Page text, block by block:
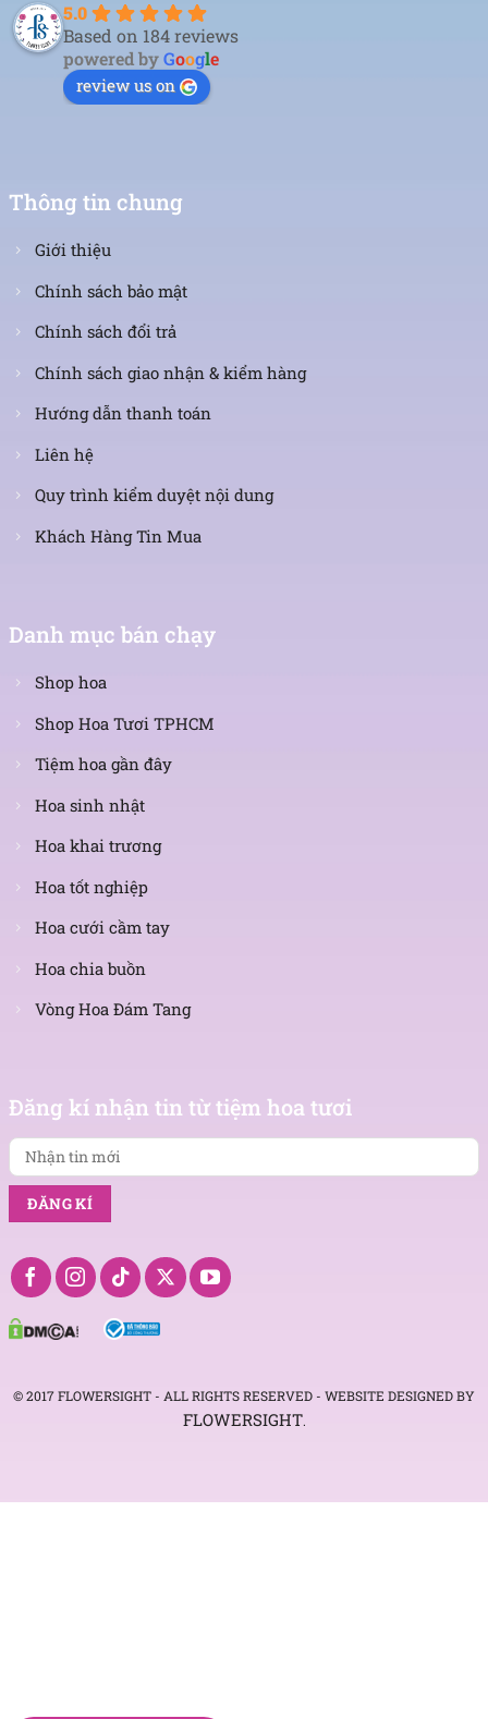
5.0
Based on 184 reviews
powered byGoogle
review us on
Thông tin chung
Giới thiệu
Chính sách bảo mật
Chính sách đổi trả
Chính sách giao nhận & kiểm hàng
Hướng dẫn thanh toán
Liên hệ
Quy trình kiểm duyệt nội dung
Khách Hàng Tin Mua
Danh mục bán chạy
Shop hoa
Shop Hoa Tươi TPHCM
Tiệm hoa gần đây
Hoa sinh nhật
Hoa khai trương
Hoa tốt nghiệp
Hoa cưới cầm tay
Hoa chia buồn
Vòng Hoa Đám Tang
Đăng kí nhận tin từ tiệm hoa tươi
tin
mới
© 2017 FLOWERSIGHT - ALL RIGHTS RESERVED - WEBSITE DESIGNED BY
FLOWERSIGHT.